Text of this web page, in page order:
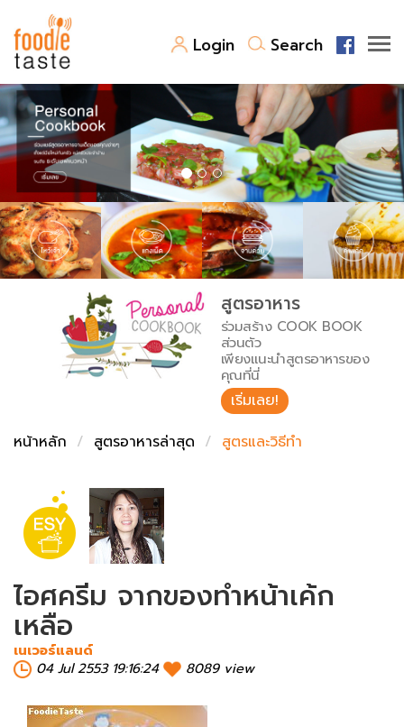
Login Search
สูตรอาหาร
สูตรอาหารล่าสุด
Top Foodie
พาไปชิม
สารพันก้นครัว
เคล็ดลับน่ารู้
เปรียบเทียบหน่วยการตวง
เปรียบเทียบอุณหภูมิ
เปรียบเทียบน้ำหนักวัตถุดิบ
FoodPedia
สร้าง Cookbook
สูตรอาหาร
ร่วมสร้าง COOK BOOK
ส่วนตัว
เพียงแนะนำสูตรอาหารของ
คุณที่นี่
เริ่มเลย!
หน้าหลัก
สูตรอาหารล่าสุด สูตรและวิธีทำ
ไอศครีม จากของทำหน้าเค้ก
เหลือ
เนเวอร์แลนด์
04 Jul 2553 19:16:24
8089 view